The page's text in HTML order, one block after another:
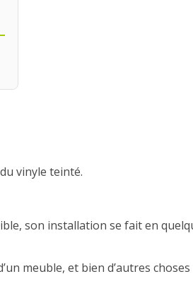
vinyle teinté.
son installation se fait en
meuble, et bien d’autres